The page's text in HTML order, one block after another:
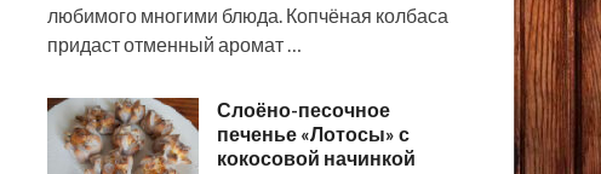
любимого многими блюда. Копчёная колбаса
придаст отменный аромат …
Слоёно-песочное
печенье «Лотосы» с
кокосовой начинкой